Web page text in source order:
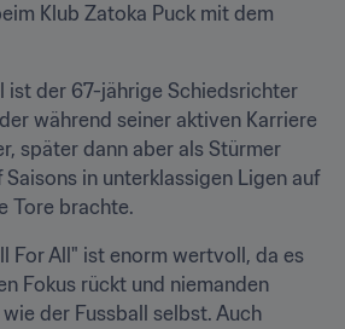
Klub Zatoka Puck mit dem
ist der 67-jährige Schiedsrichter
während seiner aktiven Karriere
später dann aber als Stürmer
in unterklassigen Ligen auf
Tore brachte.
For All" ist enorm wertvoll, da es
Fokus rückt und niemanden
der Fussball selbst. Auch